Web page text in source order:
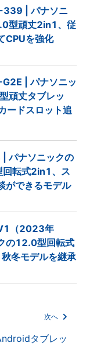
339 | パナソニ
型頑丈2in1、従
CPUを強化
| パナソニッ
頑丈タブレッ
ードスロット追
| パナソニックの
転式2in1、ス
ができるモデル
（2023年
の12.0型回転式
冬モデルを継承
次へ
タブレッ